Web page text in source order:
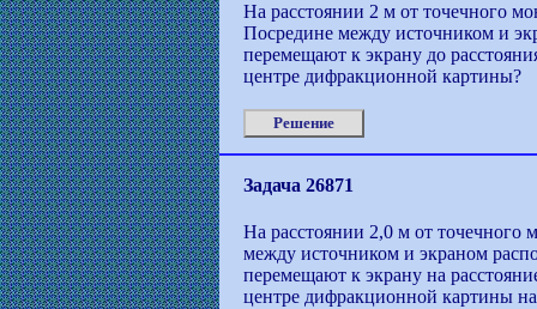
На расстоянии 2 м от точечного
Посредине между источником и
перемещают к экрану до
центре дифракционной картины?
Решение
Задача 26871
На расстоянии 2,0 м от точечного
между источником и экраном
перемещают к экрану на
центре дифракционной картины на